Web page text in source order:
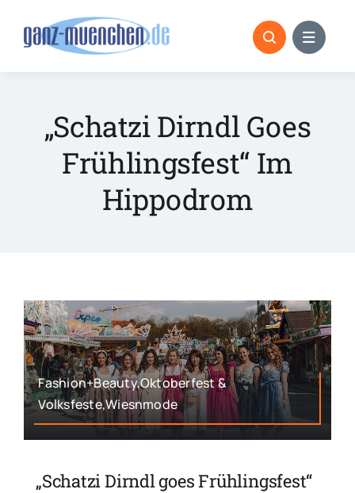
„Schatzi Dirndl Goes
Frühlingsfest“ Im
Hippodrom
Fashion+Beauty,Oktoberfest &
Volksfeste,Wiesnmode
„Schatzi Dirndl goes Frühlingsfest“